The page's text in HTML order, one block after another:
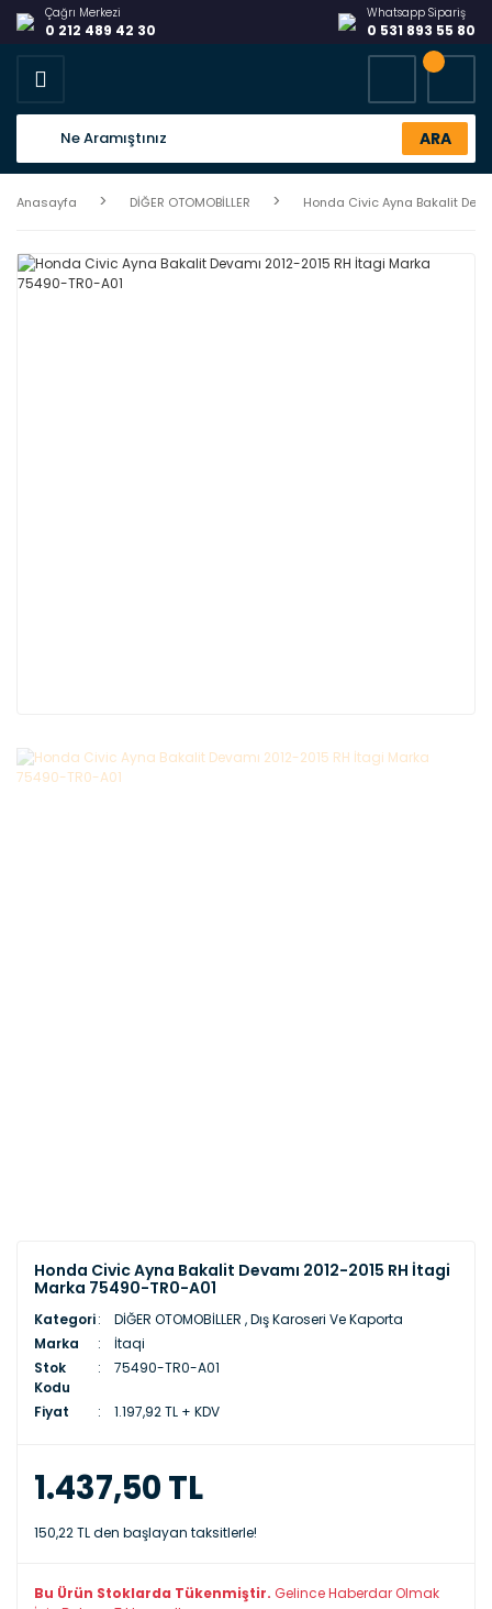
Çağrı Merkezi
0 212 489 42 30
Whatsapp Sipariş
0 531 893 55 80
ARA
Anasayfa DİĞER OTOMOBİLLER Honda Civic Ayna Bakalit
Honda Civic Ayna Bakalit Devamı 2012-2015 RH İtagi
Marka 75490-TR0-A01
Kategori DİĞER OTOMOBİLLER ,Dış Karoseri Ve Kaporta
Marka
İtaqi
Stok
Kodu
75490-TR0-A01
Fiyat 1.197,92 TL + KDV
1.437,50 TL
150,22 TL den başlayan taksitlerle!
Bu Ürün Stoklarda Tükenmiştir. Gelince Haberdar Olmak